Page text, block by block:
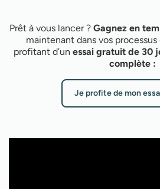
Prêt à vous lancer ? Gagnez en
maintenant dans vos
profitant d’un essai gratuit de 30
complète :
Je profite de mon